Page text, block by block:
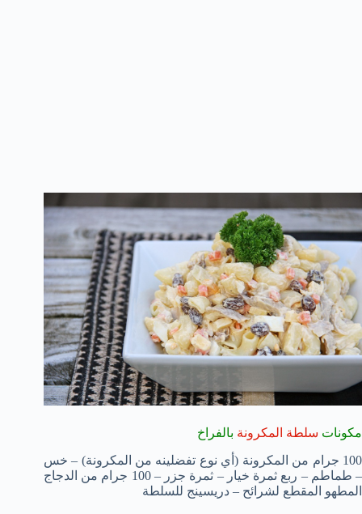
مكونات سلطة المكرونة بالفراخ
100 جرام من المكرونة (أي نوع تفضلينه من المكرونة) – خس
– طماطم – ربع ثمرة خيار – ثمرة جزر – 100 جرام من الدجاج
المطهو المقطع لشرائح – دريسينج للسلطة